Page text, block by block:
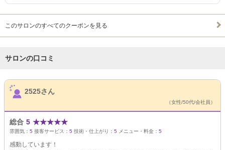
このサロンのすべてのクーポンを見る
サロンの口コミ
サロンPick Up
2525さん
（女性/50代/会社員）
総合 5 ★★★★★
雰囲気： 5 接客サービス： 5 技術・仕上がり： 5 メニュー・料金： 5
感動しています！